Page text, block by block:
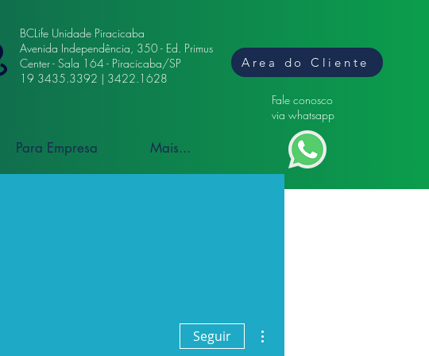
Area do Cliente
Fale conosco
via whatsapp
Para Empresa Mais...
BCLife Unidade Piracicaba
Avenida Independência, 350 - Ed. Primus
Center - Sala 164 - Piracicaba/SP
19 3435.3392 | 3422.1628
Seguir